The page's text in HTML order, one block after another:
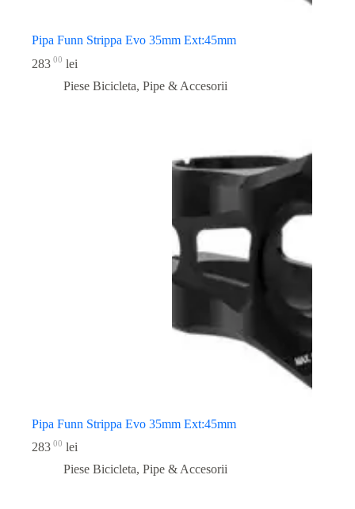
Pipa Funn Strippa Evo 35mm Ext:45mm
283 00 lei
Piese Bicicleta, Pipe & Accesorii
Pipa Funn Strippa Evo 35mm Ext:45mm
283 00 lei
Piese Bicicleta, Pipe & Accesorii